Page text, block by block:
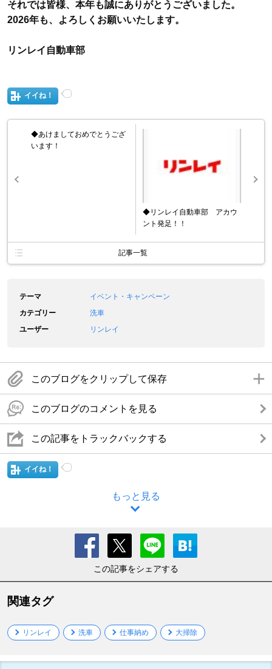
それでは皆様、本年も誠にありがとうございました。
2026年も、よろしくお願いいたします。
リンレイ自動車部
イイね！
◆あけましておめでとうござ
います！
◆リンレイ自動車部 アカウ
ント発足！！
記事一覧
テーマ
イベント・キャンペーン
カテゴリー
洗車
ユーザー
リンレイ
このブログをクリップして保存
このブログのコメントを見る
この記事をトラックバックする
イイね！
もっと見る
この記事をシェアする
関連タグ
リンレイ 洗車 仕事納め 大掃除